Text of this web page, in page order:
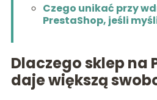
Czego unikać przy
PrestaShop, jeśli
Dlaczego sklep na
daje większą